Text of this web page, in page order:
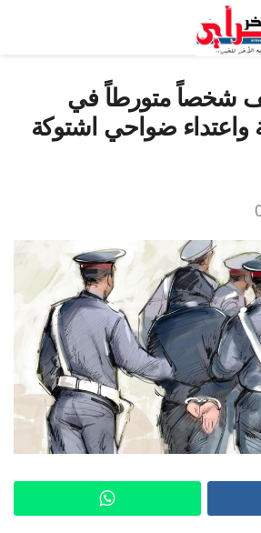
شخصاً متورطاً في
ضواحي اشتوكة